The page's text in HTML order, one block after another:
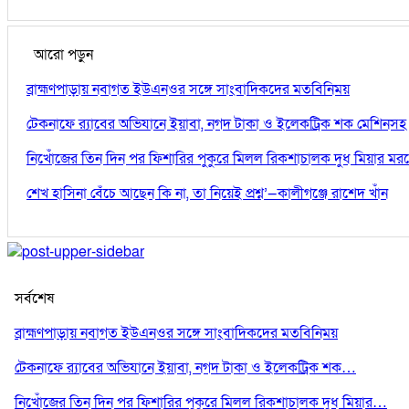
আরো পড়ুন
ব্রাহ্মণপাড়ায় নবাগত ইউএনওর সঙ্গে সাংবাদিকদের মতবিনিময়
টেকনাফে র‌্যাবের অভিযানে ইয়াবা, নগদ টাকা ও ইলেকট্রিক শক
নিখোঁজের তিন দিন পর ফিশারির পুকুরে মিলল রিকশাচালক দুধ মিয়ার
শেখ হাসিনা বেঁচে আছেন কি না, তা নিয়েই প্রশ্ন’—কালীগঞ্জে রাশেদ খাঁন
সর্বশেষ
ব্রাহ্মণপাড়ায় নবাগত ইউএনওর সঙ্গে সাংবাদিকদের মতবিনিময়
টেকনাফে র‌্যাবের অভিযানে ইয়াবা, নগদ টাকা ও ইলেকট্রিক শক…
নিখোঁজের তিন দিন পর ফিশারির পুকুরে মিলল রিকশাচালক দুধ মিয়ার…